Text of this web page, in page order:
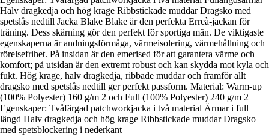
Halv dragkedja och hög krage Ribbstickade muddar Dragsko med
spetslås nedtill Jacka Blake Blake är den perfekta Erreà-jackan för
träning. Dess skärning gör den perfekt för sportiga män. De viktigaste
egenskaperna är andningsförmåga, värmeisolering, värmehållning och
rörelsefrihet. På insidan är den emerised för att garantera värme och
komfort; på utsidan är den extremt robust och kan skydda mot kyla och
fukt. Hög krage, halv dragkedja, ribbade muddar och framför allt
dragsko med spetslås nedtill ger perfekt passform. Material: Warm-up
(100% Polyester) 160 g/m 2 och Full (100% Polyester) 240 g/m 2
Egenskaper: Tvåfärgad patchworkjacka i två material Ärmar i full
längd Halv dragkedja och hög krage Ribbstickade muddar Dragsko
med spetsblockering i nederkant